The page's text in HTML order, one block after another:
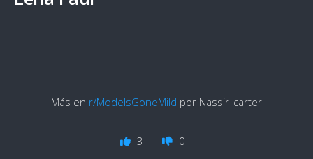
Más en r/ModelsGoneMild por Nassir_carter
3 0